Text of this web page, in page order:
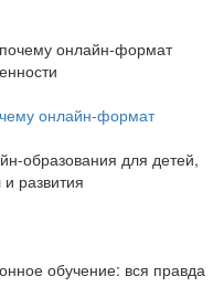
онлайн-формат
образования для детей,
развития